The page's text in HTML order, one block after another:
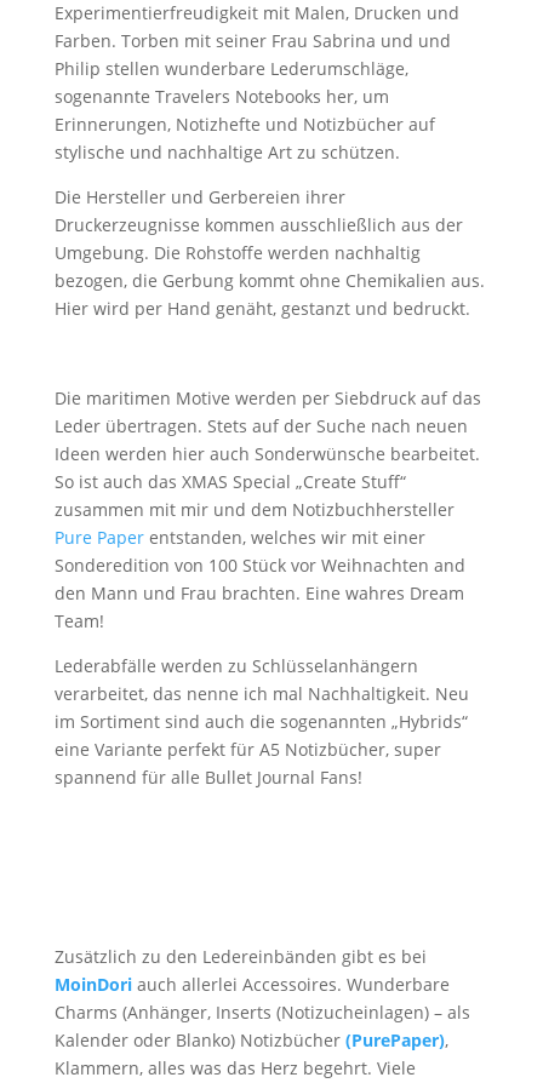
Experimentierfreudigkeit mit Malen, Drucken und
Farben. Torben mit seiner Frau Sabrina und und
Philip stellen wunderbare Lederumschläge,
sogenannte Travelers Notebooks her, um
Erinnerungen, Notizhefte und Notizbücher auf
stylische und nachhaltige Art zu schützen.
Die Hersteller und Gerbereien ihrer
Druckerzeugnisse kommen ausschließlich aus der
Umgebung. Die Rohstoffe werden nachhaltig
bezogen, die Gerbung kommt ohne Chemikalien aus.
Hier wird per Hand genäht, gestanzt und bedruckt.
Die maritimen Motive werden per Siebdruck auf das
Leder übertragen. Stets auf der Suche nach neuen
Ideen werden hier auch Sonderwünsche bearbeitet.
So ist auch das XMAS Special „Create Stuff“
zusammen mit mir und dem Notizbuchhersteller
Pure Paperentstanden, welches wir mit einer
Sonderedition von 100 Stück vor Weihnachten and
den Mann und Frau brachten. Eine wahres Dream
Team!
Lederabfälle werden zu Schlüsselanhängern
verarbeitet, das nenne ich mal Nachhaltigkeit. Neu
im Sortiment sind auch die sogenannten „Hybrids“
eine Variante perfekt für A5 Notizbücher, super
spannend für alle Bullet Journal Fans!
Zusätzlich zu den Ledereinbänden gibt es bei
MoinDori auch allerlei Accessoires. Wunderbare
Charms (Anhänger, Inserts (Notizucheinlagen) – als
Kalender oder Blanko) Notizbücher (PurePaper),
Klammern, alles was das Herz begehrt. Viele